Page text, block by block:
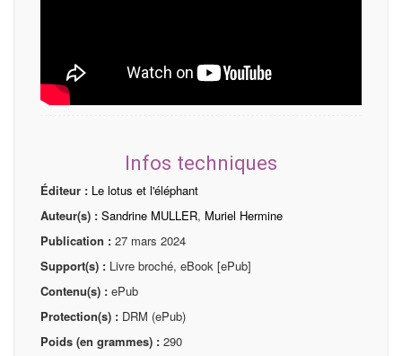
Infos techniques
Éditeur : Le lotus et l'éléphant
Auteur(s) : Sandrine MULLER, Muriel Hermine
Publication : 27 mars 2024
Support(s) : Livre broché, eBook [ePub]
Contenu(s) : ePub
Protection(s) : DRM (ePub)
Poids (en grammes) : 290